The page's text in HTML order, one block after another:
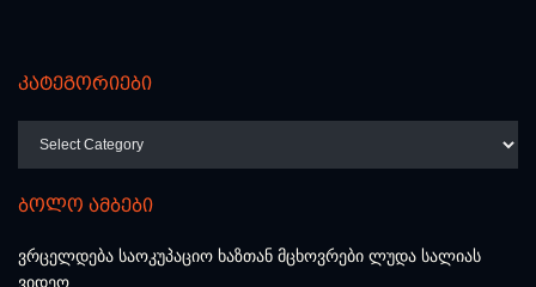
კატეგორიები
ბოლო ამბები
ვრცელდება საოკუპაციო ხაზთან მცხოვრები ლუდა სალიას
ვიდეო